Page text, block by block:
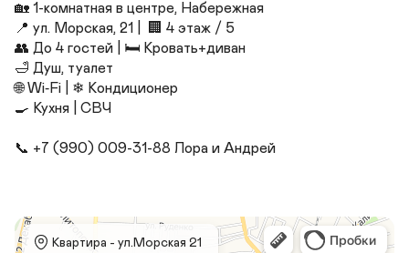
🏡 1-комнатная в центре, Набережная
📍 ул. Морская, 21 |  🏢 4 этаж / 5
👥 До 4 гостей | 🛏 Кровать+диван
🛁 Душ, туалет
🌐 Wi‑Fi | ❄ Кондиционер
🍳 Кухня | СВЧ
📞 +7 (990) 009-31-88 Лора и Андрей
Квартира - ул.Морская 21